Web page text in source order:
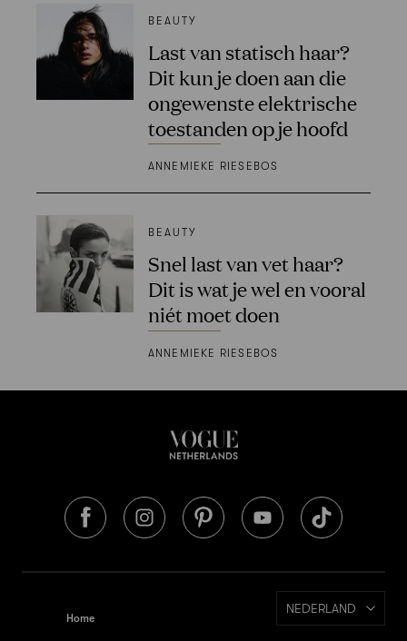
BEAUTY
Last van statisch haar?
Dit kun je doen aan die
ongewenste elektrische
toestanden op je hoofd
ANNEMIEKE RIESEBOS
BEAUTY
Snel last van vet haar?
Dit is wat je wel en vooral
niét moet doen
ANNEMIEKE RIESEBOS
Home
NEDERLAND